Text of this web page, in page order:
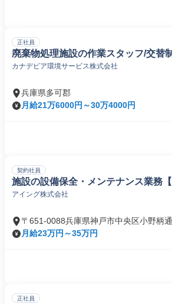
正社員
廃棄物処理施設の作業スタッフ/交替
カナデビア環境サービス株式会社
兵庫県多可郡
月給21万6000円～30万4000円
契約社員
施設の設備保全・メンテナンス業務【
アイング株式会社
〒651-0088兵庫県神戸市中央区小野柄通
月給23万円～35万円
正社員